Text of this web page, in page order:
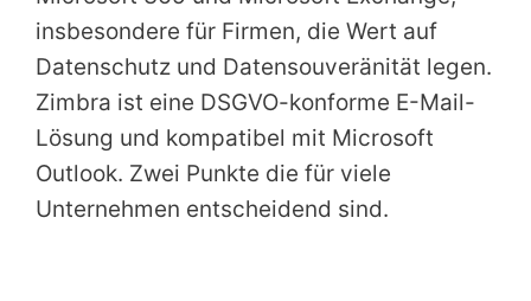
insbesondere für Firmen, die Wert auf
Datenschutz und Datensouveränität legen.
Zimbra ist eine DSGVO-konforme E-Mail-
Lösung und kompatibel mit Microsoft
Outlook. Zwei Punkte die für viele
Unternehmen entscheidend sind.